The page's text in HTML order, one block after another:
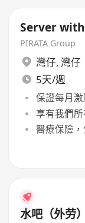
Server
PIRATA Group
灣仔, 灣仔
5天/週
保證每月
享有我們
醫療保險
水吧（外劳）